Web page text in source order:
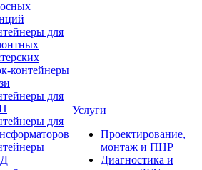
для
контейнеры
для
для
Услуги
Проектирование,
монтаж и ПНР
Диагностика и